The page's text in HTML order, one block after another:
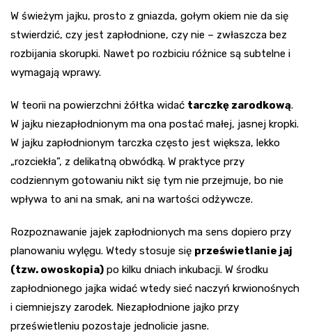
W świeżym jajku, prosto z gniazda, gołym okiem nie da się
stwierdzić, czy jest zapłodnione, czy nie – zwłaszcza bez
rozbijania skorupki. Nawet po rozbiciu różnice są subtelne i
wymagają wprawy.
W teorii na powierzchni żółtka widać tarczkę zarodkową.
W jajku niezapłodnionym ma ona postać małej, jasnej kropki.
W jajku zapłodnionym tarczka często jest większa, lekko
„rozciekła”, z delikatną obwódką. W praktyce przy
codziennym gotowaniu nikt się tym nie przejmuje, bo nie
wpływa to ani na smak, ani na wartości odżywcze.
Rozpoznawanie jajek zapłodnionych ma sens dopiero przy
planowaniu wylęgu. Wtedy stosuje się prześwietlanie jaj
(tzw. owoskopia) po kilku dniach inkubacji. W środku
zapłodnionego jajka widać wtedy sieć naczyń krwionośnych
i ciemniejszy zarodek. Niezapłodnione jajko przy
prześwietleniu pozostaje jednolicie jasne.